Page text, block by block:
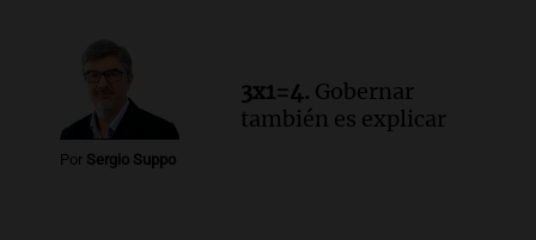
Por Sergio Suppo
3x1=4. Gobernar
también es explicar